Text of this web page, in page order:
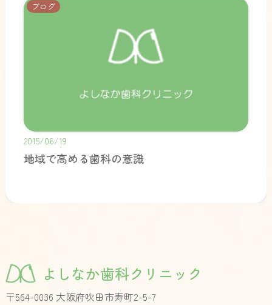
ブログ
2015/06/19
地域で高める歯科の意識
よしなか歯科クリニック
〒564-0036 大阪府吹田市寿町2-5-7